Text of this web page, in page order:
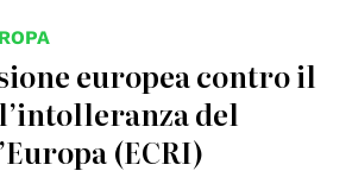
europea contro il
del
(ECRI)